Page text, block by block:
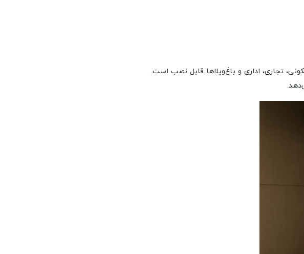
تجاری، اداری و باغ‌ویلاها قابل نصب است.